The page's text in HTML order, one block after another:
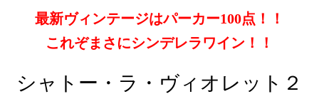
最新ヴィンテージはパーカー100点！！
これぞまさにシンデレラワイン！！
シャトー・ラ・ヴィオレット２